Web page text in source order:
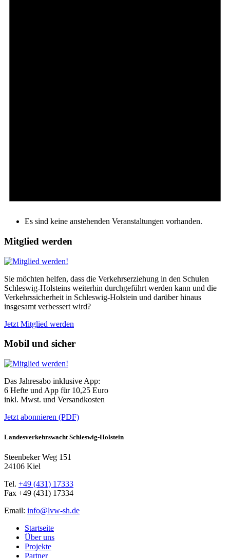
Es sind keine anstehenden Veranstaltungen vorhanden.
Mitglied werden
Sie möchten helfen, dass die Verkehrserziehung in den Schulen
Schleswig-Holsteins weiterhin durchgeführt werden kann und die
Verkehrssicherheit in Schleswig-Holstein und darüber hinaus
insgesamt verbessert wird?
Jetzt Mitglied werden
Mobil und sicher
Das Jahresabo inklusive App:
6 Hefte und App für 10,25 Euro
inkl. Mwst. und Versandkosten
Jetzt abonnieren (PDF)
Landesverkehrswacht Schleswig-Holstein
Steenbeker Weg 151
24106 Kiel
Tel. +49 (431) 17333
Fax +49 (431) 17334
Email: info@lvw-sh.de
Startseite
Über uns
Projekte
Partner